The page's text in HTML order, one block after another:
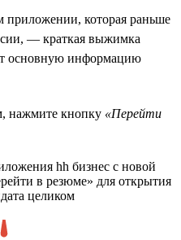
которая раньше
— краткая выжимка
основную информацию
нажмите кнопку «Перейти